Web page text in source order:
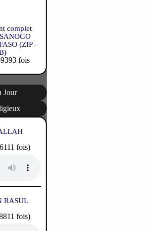
complet
(ZIP -
fois
Jour
fois)
RASUL
fois)